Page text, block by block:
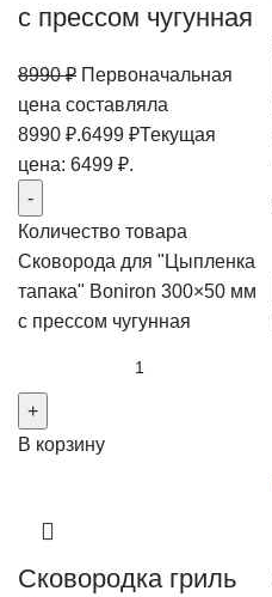
с прессом чугунная
8990₽ Первоначальная
цена составляла
8990 ₽.6499 ₽Текущая
цена: 6499 ₽.
Количество товара
Сковорода для "Цыпленка
тапака" Boniron 300×50 мм
с прессом чугунная
В корзину
Сковородка гриль